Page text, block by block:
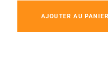
AJOUTER AU PANIER